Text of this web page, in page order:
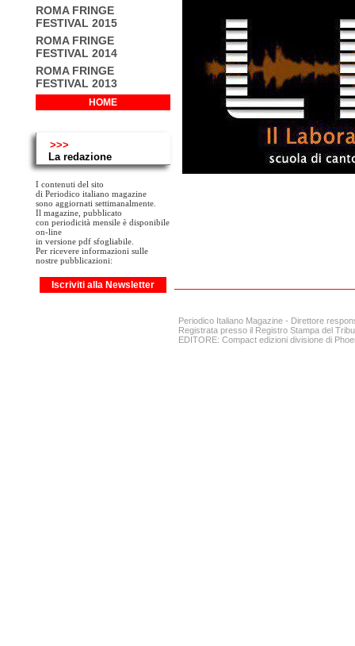
ROMA FRINGE
FESTIVAL 2015
ROMA FRINGE
FESTIVAL 2014
ROMA FRINGE
FESTIVAL 2013
HOME
>>>
La redazione
I contenuti del sito
di Periodico italiano magazine
sono aggiornati settimanalmente.
Il magazine, pubblicato
con periodicità mensile è disponibile
on-line
in versione pdf sfogliabile.
Per ricevere informazioni sulle
nostre pubblicazioni:
Iscriviti alla Newsletter
Periodico Italiano Magazine - Direttore
Registrata presso il Registro Stampa del
EDITORE: Compact edizioni divisione di